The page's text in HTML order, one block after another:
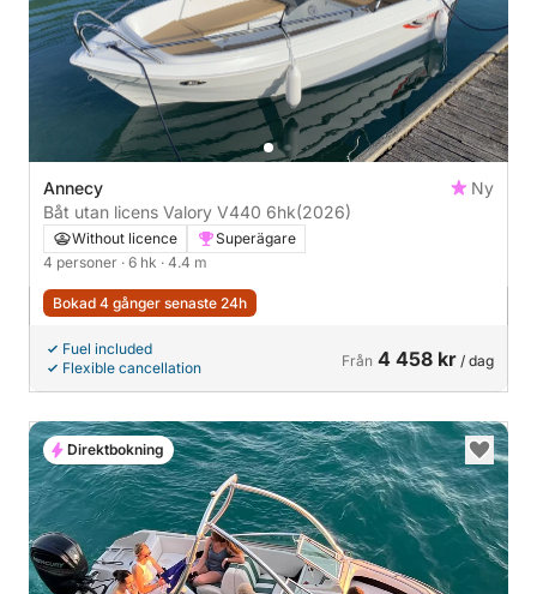
Annecy
Ny
Båt utan licens Valory V440 6hk(2026)
Without licence
Superägare
4 personer · 6 hk · 4.4 m
Bokad 4 gånger senaste 24h
Fuel included
Flexible cancellation
Från 4 458 kr / dag
Direktbokning